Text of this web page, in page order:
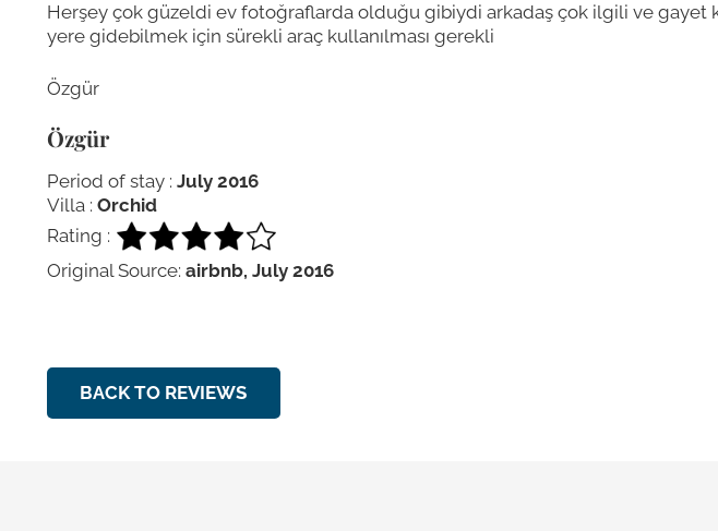
Herşey çok güzeldi ev fotoğraflarda olduğu gibiydi arkadaş çok ilgili ve gayet
yere gidebilmek için sürekli araç kullanılması gerekli
Özgür
Özgür
Period of stay : July 2016
Villa : Orchid
Rating :
Original Source: airbnb, July 2016
BACK TO REVIEWS